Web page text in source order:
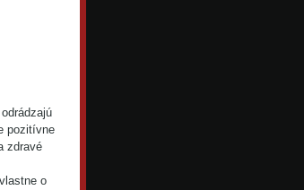
pozitívne
zdravé
o